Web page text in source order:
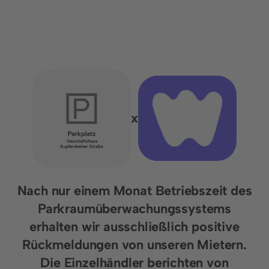
x
Nach nur einem Monat Betriebszeit des
Parkraumüberwachungssystems
erhalten wir ausschließlich positive
Rückmeldungen von unseren Mietern.
Die Einzelhändler berichten von